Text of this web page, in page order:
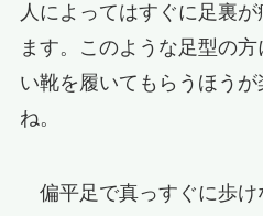
人によってはすぐに足裏
ます。このような足型の
い靴を履いてもらうほう
ね。
偏平足で真っすぐに歩け